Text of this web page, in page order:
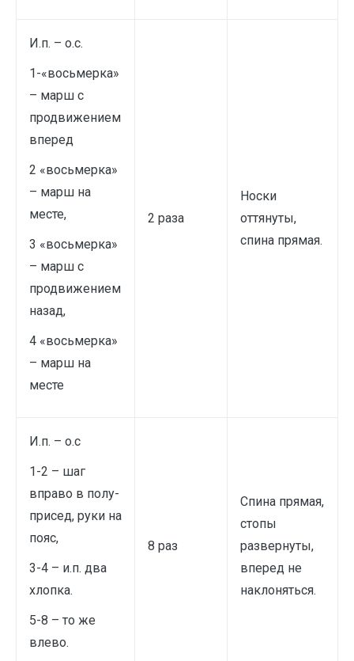
И.п. – о.с.
1-«восьмерка»
– марш с
продвижением
вперед
2 «восьмерка»
– марш на
месте,
3 «восьмерка»
– марш с
продвижением
назад,
4 «восьмерка»
– марш на
месте
2 раза
Носки
оттянуты,
спина прямая.
И.п. – о.с
1-2 – шаг
вправо в полу-
присед, руки на
пояс,
3-4 – и.п. два
хлопка.
5-8 – то же
влево.
8 раз
Спина прямая,
стопы
развернуты,
вперед не
наклоняться.